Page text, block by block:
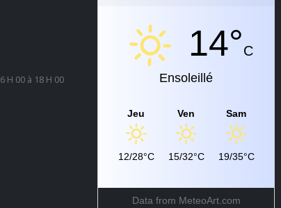
H 00 à 18 H 00
14°C
Ensoleillé
Jeu
12/28°C
Ven
15/32°C
Sam
19/35°C
Data from MeteoArt.com